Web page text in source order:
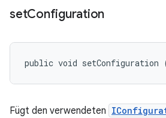
setConfiguration
public void setConfiguration
Fügt den verwendeten